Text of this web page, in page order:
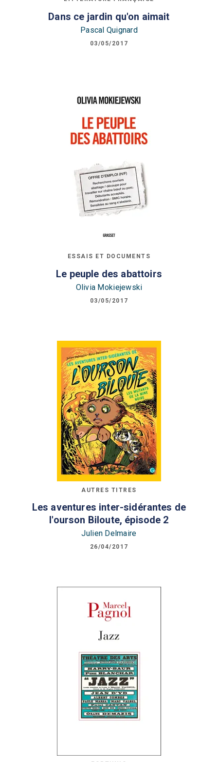
Dans ce jardin qu'on aimait
Pascal Quignard
03/05/2017
ESSAIS ET DOCUMENTS
Le peuple des abattoirs
Olivia Mokiejewski
03/05/2017
AUTRES TITRES
Les aventures inter-sidérantes de
l'ourson Biloute, épisode 2
Julien Delmaire
26/04/2017